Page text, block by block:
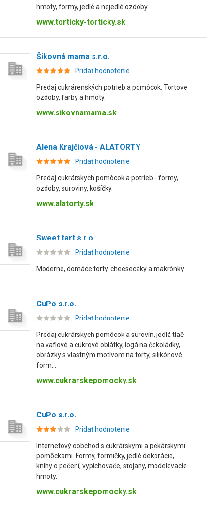
hmoty, formy, jedlé a nejedlé ozdoby.
www.torticky-torticky.sk
Šikovná mama s.r.o.
Pridať hodnotenie
Predaj cukrárenských potrieb a pomôcok. Tortové
ozdoby, farby a hmoty.
www.sikovnamama.sk
Alena Krajčiová - ALATORTY
Pridať hodnotenie
Predaj cukrárskych pomôcok a potrieb - formy,
ozdoby, suroviny, košíčky.
www.alatorty.sk
Sweet tart s.r.o.
Pridať hodnotenie
Moderné, domáce torty, cheesecaky a makrónky.
CuPo s.r.o.
Pridať hodnotenie
Predaj cukrárskych pomôcok a surovín, jedlá tlač
na vaflové a cukrové oblátky, logá na čokoládky,
obrázky s vlastným motívom na torty, silikónové
form...
www.cukrarskepomocky.sk
CuPo s.r.o.
Pridať hodnotenie
Internetový oobchod s cukrárskymi a pekárskymi
pomôckami. Formy, formičky, jedlé dekorácie,
knihy o pečení, vypichovače, stojany, modelovacie
hmoty.
www.cukrarskepomocky.sk